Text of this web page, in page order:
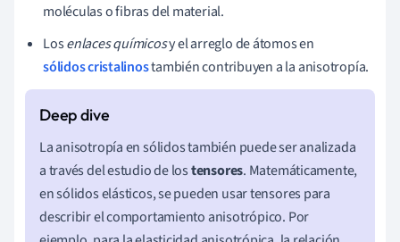
moléculas o fibras del material.
Losenlaces químicosy el arreglo de átomos en
sólidos cristalinostambién contribuyen a la anisotropía.
La anisotropía en sólidos también puede ser analizada
a través del estudio de lostensores. Matemáticamente,
en sólidos elásticos, se pueden usar tensores para
describir el comportamiento anisotrópico. Por